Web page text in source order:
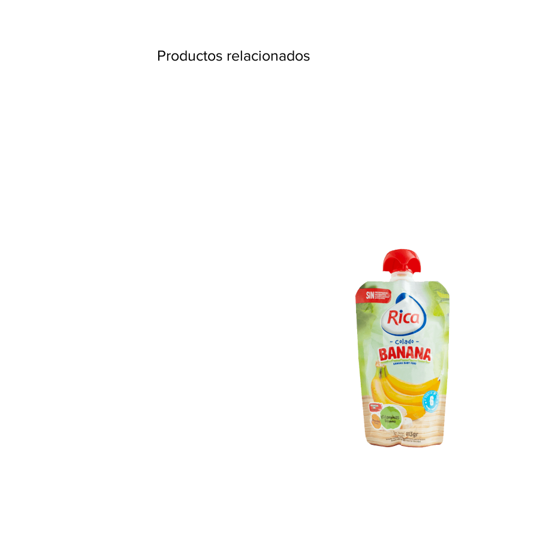
Productos relacionados